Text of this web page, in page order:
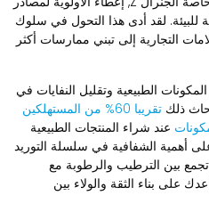
لقد أدى هذا التحول في سلوك
التجارية إلى تبني ممارسات أكثر
الطبيعية وتقليل النفايات في
ذلك
تقريبا 60% من المستهلكين
عند شراء المنتجات الطبيعية
أهمية الشفافية في سلسلة التوريد
بين الترطيب والرطوبة مع
بناء الثقة والولاء بين